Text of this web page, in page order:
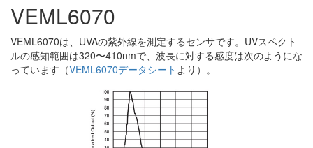
VEML6070
VEML6070は、UVAの紫外線を測定するセンサです。UVスペクト
ルの感知範囲は320〜410nmで、波長に対する感度は次のようにな
っています（VEML6070データシート より）。